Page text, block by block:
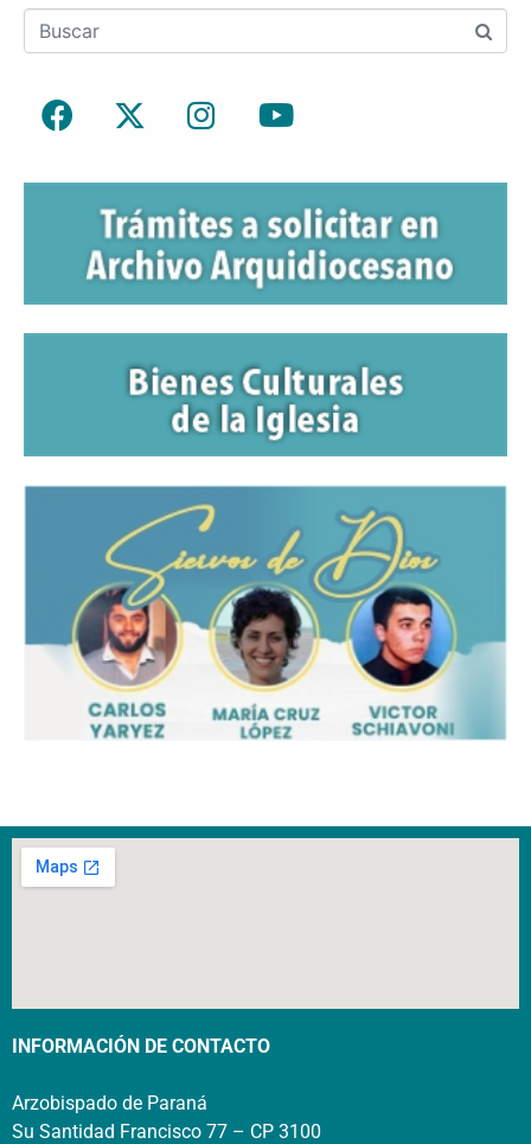
INFORMACIÓN DE CONTACTO
Arzobispado de Paraná
Su Santidad Francisco 77 – CP 3100